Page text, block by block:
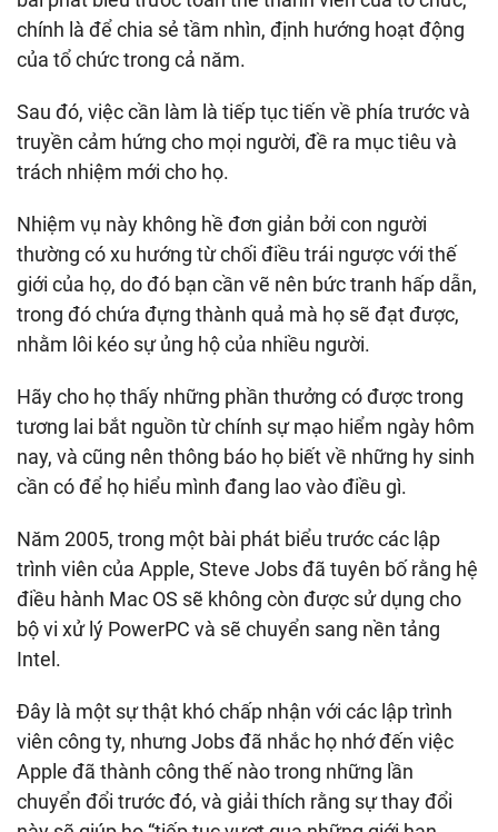
chính là để chia sẻ tầm nhìn, định hướng hoạt động
của tổ chức trong cả năm.
Sau đó, việc cần làm là tiếp tục tiến về phía trước và
truyền cảm hứng cho mọi người, đề ra mục tiêu và
trách nhiệm mới cho họ.
Nhiệm vụ này không hề đơn giản bởi con người
thường có xu hướng từ chối điều trái ngược với thế
giới của họ, do đó bạn cần vẽ nên bức tranh hấp dẫn,
trong đó chứa đựng thành quả mà họ sẽ đạt được,
nhằm lôi kéo sự ủng hộ của nhiều người.
Hãy cho họ thấy những phần thưởng có được trong
tương lai bắt nguồn từ chính sự mạo hiểm ngày hôm
nay, và cũng nên thông báo họ biết về những hy sinh
cần có để họ hiểu mình đang lao vào điều gì.
Năm 2005, trong một bài phát biểu trước các lập
trình viên của Apple, Steve Jobs đã tuyên bố rằng hệ
điều hành Mac OS sẽ không còn được sử dụng cho
bộ vi xử lý PowerPC và sẽ chuyển sang nền tảng
Intel.
Đây là một sự thật khó chấp nhận với các lập trình
viên công ty, nhưng Jobs đã nhắc họ nhớ đến việc
Apple đã thành công thế nào trong những lần
chuyển đổi trước đó, và giải thích rằng sự thay đổi